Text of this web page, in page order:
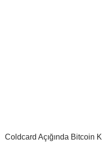
Coldcard Açığında Bitcoin